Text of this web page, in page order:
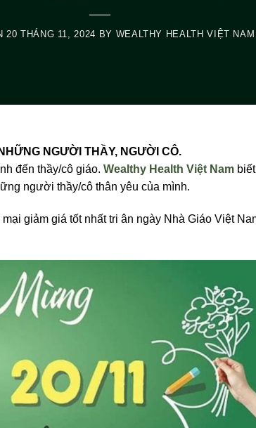
20 THÁNG 11, 2024 BY WEALTHY HEALTH VIỆT NAM
NGƯỜI THẦY, NGƯỜI CÔ.
đến thầy/cô giáo. Wealthy Health Việt Nam
người thầy/cô thân yêu của mình.
giảm giá tốt nhất tri ân ngày Nhà Giáo Việt